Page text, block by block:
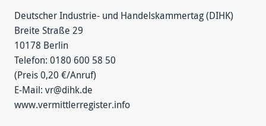
Deutscher Industrie- und Handelskammertag (DIHK)
Breite Straße 29
10178 Berlin
Telefon: 0180 600 58 50
(Preis 0,20 €/Anruf)
E-Mail: vr@dihk.de
www.vermittlerregister.info